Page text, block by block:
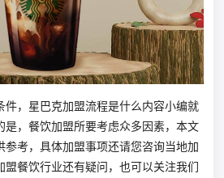
件，星巴克加盟流程是什么内容小编就
是，餐饮加盟所要考虑众多因素，本文
参考，具体加盟事项还请您咨询当地加
盟餐饮行业还有疑问，也可以关注我们